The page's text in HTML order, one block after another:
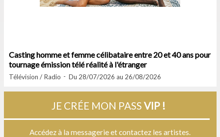
Casting homme et femme célibataire entre 20 et 40 ans pour
tournage émission télé réalité à l'étranger
Télévision / Radio Du 28/07/2026 au 26/08/2026
JE CRÉE MON PASSVIP !
Accédez à la messagerie et contactez les artistes.